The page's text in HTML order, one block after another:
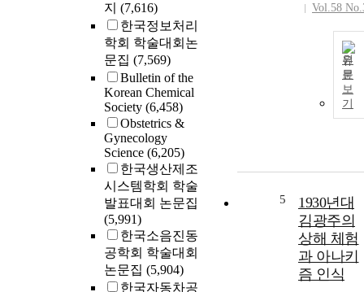
지 (7,616)
한국정보처리
학회 학술대회논
문집 (7,569)
Bulletin of the
Korean Chemical
Society (6,458)
Obstetrics &
Gynecology
Science (6,205)
한국생산제조
시스템학회 학술
발표대회 논문집
(5,991)
한국소음진동
공학회 학술대회
논문집 (5,904)
한국자동차공
Vol.58
원
문
보
기
5
1930년대
김광주의
상해 체험
과 아나키
즘 인식